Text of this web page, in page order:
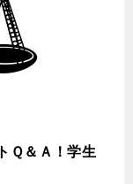
Ｑ＆Ａ！学生